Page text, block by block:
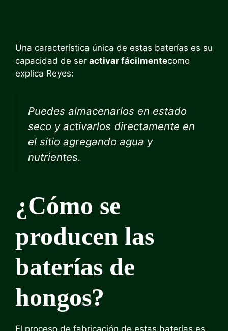
Una característica única de estas baterías es su
capacidad de ser activar fácilmentecomo
explica Reyes:
Puedes almacenarlos en estado
seco y activarlos directamente en
el sitio agregando agua y
nutrientes.
¿Cómo se
producen las
baterías de
hongos?